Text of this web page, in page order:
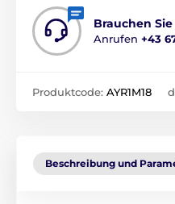
Brauchen Sie
Anrufen +43
Produktcode: AYR1M18
Beschreibung und